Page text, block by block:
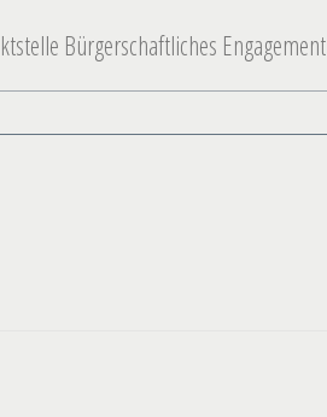
Bürgerschaftliches Engagement